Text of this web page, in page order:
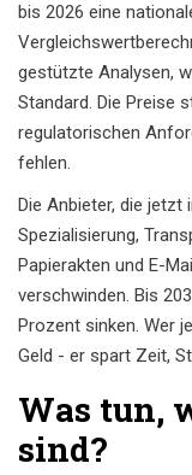
bis 2026 eine
gestützte Analysen,
Standard. Die Preise
regulatorischen
fehlen.
Die Anbieter, die jetzt
Spezialisierung,
Papierakten und E-
verschwinden. Bis
Prozent sinken. Wer
Geld - er spart Zeit,
Was tun,
sind?